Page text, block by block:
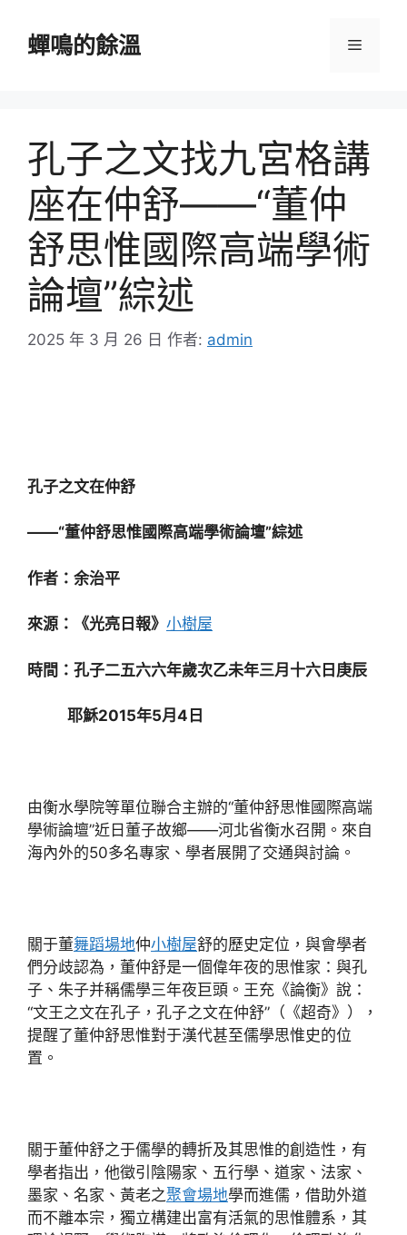
蟬鳴的餘溫 選
孔子之文找九宮格講
座在仲舒——“董仲
舒思惟國際高端學術
論壇”綜述
2025 年 3 月 26 日 作者: admin
孔子之文在仲舒
——“董仲舒思惟國際高端學術論壇”綜述
作者：余治平
來源：《光亮日報》 小樹屋
時間：孔子二五六六年歲次乙未年三月十六日庚辰
耶穌2015年5月4日
由衡水學院等單位聯合主辦的“董仲舒思惟國際高端
學術論壇”近日董子故鄉——河北省衡水召開。來自
海內外的50多名專家、學者展開了交通與討論。
關于董舞蹈場地仲小樹屋舒的歷史定位，與會學者
們分歧認為，董仲舒是一個偉年夜的思惟家：與孔
子、朱子并稱儒學三年夜巨頭。王充《論衡》說：
“文王之文在孔子，孔子之文在仲舒”（《超奇》），
提醒了董仲舒思惟對于漢代甚至儒學思惟史的位
置。
關于董仲舒之于儒學的轉折及其思惟的創造性，有
學者指出，他徵引陰陽家、五行學、道家、法家、
墨家、名家、黃老之聚會場地學而進儒，借助外道
而不離本宗，獨立構建出富有活氣的思惟體系，其